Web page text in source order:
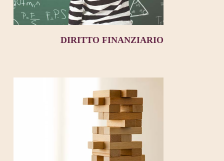
DIRITTO FINANZIARIO